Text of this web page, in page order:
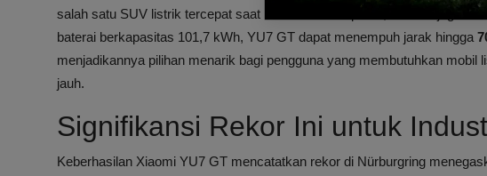
salah satu SUV listrik tercepat saat ini. Selain kecepatan, SUV ini juga
baterai berkapasitas 101,7 kWh, YU7 GT dapat menempuh jarak hingga
menjadikannya pilihan menarik bagi pengguna yang membutuhkan
jauh.
Signifikansi Rekor Ini untuk
Keberhasilan Xiaomi YU7 GT mencatatkan rekor di Nürburgring